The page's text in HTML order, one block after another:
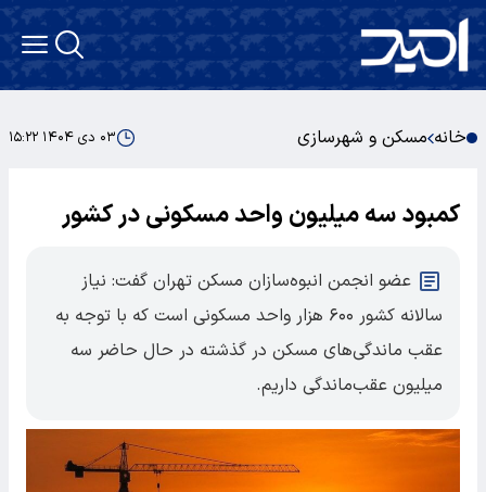
خانه مسکن و شهرسازی ۰۳ دی ۱۴۰۴ ۱۵:۲۲
کمبود سه میلیون واحد مسکونی در کشور
عضو انجمن انبوه‌سازان مسکن تهران گفت: نیاز
سالانه کشور ۶۰۰ هزار واحد مسکونی است که با توجه به
عقب ماندگی‌های مسکن در گذشته در حال حاضر سه
میلیون عقب‌ماندگی داریم.